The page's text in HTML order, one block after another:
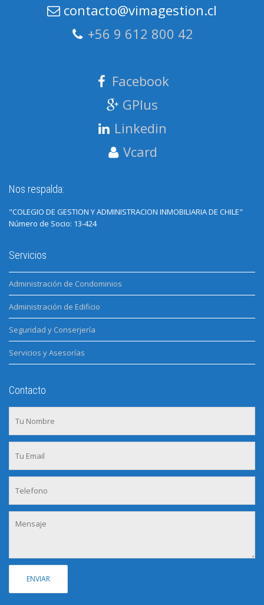
contacto@vimagestion.cl
+56 9 612 800 42
Facebook
GPlus
Linkedin
Vcard
Nos respalda:
"COLEGIO DE GESTION Y ADMINISTRACION INMOBILIARIA DE CHILE"
Número de Socio: 13-424
Servicios
Administración de Condominios
Administración de Edificio
Seguridad y Conserjería
Servicios y Asesorías
Contacto